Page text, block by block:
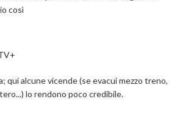
così
qui alcune vicende (se evacui mezzo treno,
lo rendono poco credibile.